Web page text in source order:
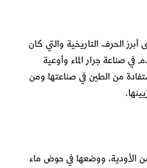
أبرز الحرف التاريخية والتي كان
في صناعة جرار الماء وأوعية
من الطين في صناعتها ومن
من الأودية، ووضعها في حوض ماء